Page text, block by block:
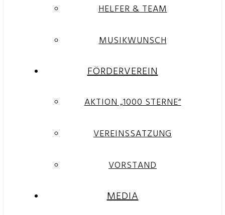
HELFER & TEAM
MUSIKWUNSCH
FÖRDERVEREIN
AKTION „1000 STERNE“
VEREINSSATZUNG
VORSTAND
MEDIA